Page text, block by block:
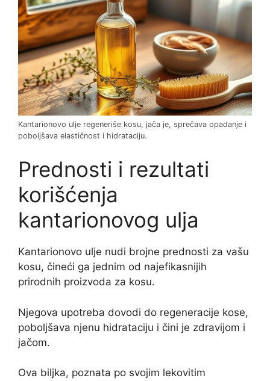
Kantarionovo ulje regeneriše kosu, jača je, sprečava opadanje i
poboljšava elastičnost i hidrataciju.
Prednosti i rezultati
korišćenja
kantarionovog ulja
Kantarionovo ulje nudi brojne prednosti za vašu
kosu, čineći ga jednim od najefikasnijih
prirodnih proizvoda za kosu.
Njegova upotreba dovodi do regeneracije kose,
poboljšava njenu hidrataciju i čini je zdravijom i
jačom.
Ova biljka, poznata po svojim lekovitim